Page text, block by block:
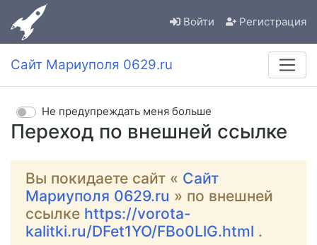
Войти Регистрация
Сайт Мариуполя 0629.ru
Переход по внешней ссылке
Не предупреждать меня больше
Вы покидаете сайт « Сайт
Мариуполя 0629.ru » по внешней
ссылке https://vorota-
kalitki.ru/DFet1YO/FBo0LlG.html .